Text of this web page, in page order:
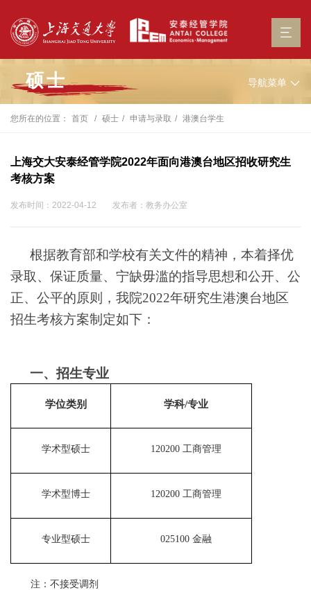
硕士 导航菜单
您所在的位置： 首页 硕士 申请与录取 港澳台学生
上海交大安泰经管学院2022年面向港澳台地区招收研究生
考核方案
发布时间：2022-04-12 发布者：教务办公室
根据教育部和学校有关文件的精神，本着择优
录取、保证质量、宁缺毋滥的指导思想和公开、公
正、公平的原则，我院2022年研究生港澳台地区
招生考核方案制定如下：
一、招生专业
学位类别 学科/专业
学术型硕士 120200 工商管理
学术型博士 120200 工商管理
专业型硕士 025100 金融
注：不接受调剂